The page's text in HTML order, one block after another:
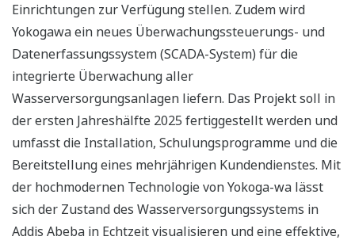
Einrichtungen zur Verfügung stellen. Zudem wird
Yokogawa ein neues Überwachungssteuerungs- und
Datenerfassungssystem (SCADA-System) für die
integrierte Überwachung aller
Wasserversorgungsanlagen liefern. Das Projekt soll in
der ersten Jahreshälfte 2025 fertiggestellt werden und
umfasst die Installation, Schulungsprogramme und die
Bereitstellung eines mehrjährigen Kundendienstes. Mit
der hochmodernen Technologie von Yokoga-wa lässt
sich der Zustand des Wasserversorgungssystems in
Addis Abeba in Echtzeit visualisieren und eine effektive,